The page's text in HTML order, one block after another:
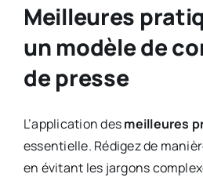
Meilleures
un modèle de
de presse
L’application desmeilleures
essentielle. Rédigez de
en évitant les jargons